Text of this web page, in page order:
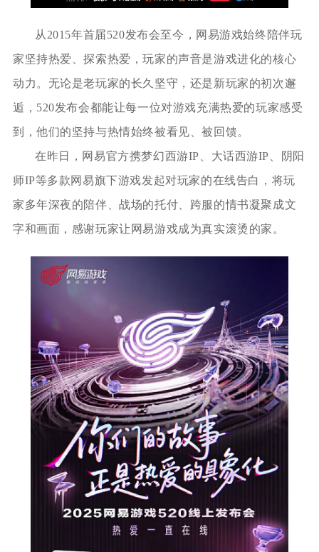
从2015年首届520发布会至今，网易游戏始终陪伴玩
家坚持热爱、探索热爱，玩家的声音是游戏进化的核心
动力。无论是老玩家的长久坚守，还是新玩家的初次邂
逅，520发布会都能让每一位对游戏充满热爱的玩家感受
到，他们的坚持与热情始终被看见、被回馈。
在昨日，网易官方携梦幻西游IP、大话西游IP、阴阳
师IP等多款网易旗下游戏发起对玩家的在线告白，将玩
家多年深夜的陪伴、战场的托付、跨服的情书凝聚成文
字和画面，感谢玩家让网易游戏成为真实滚烫的家。